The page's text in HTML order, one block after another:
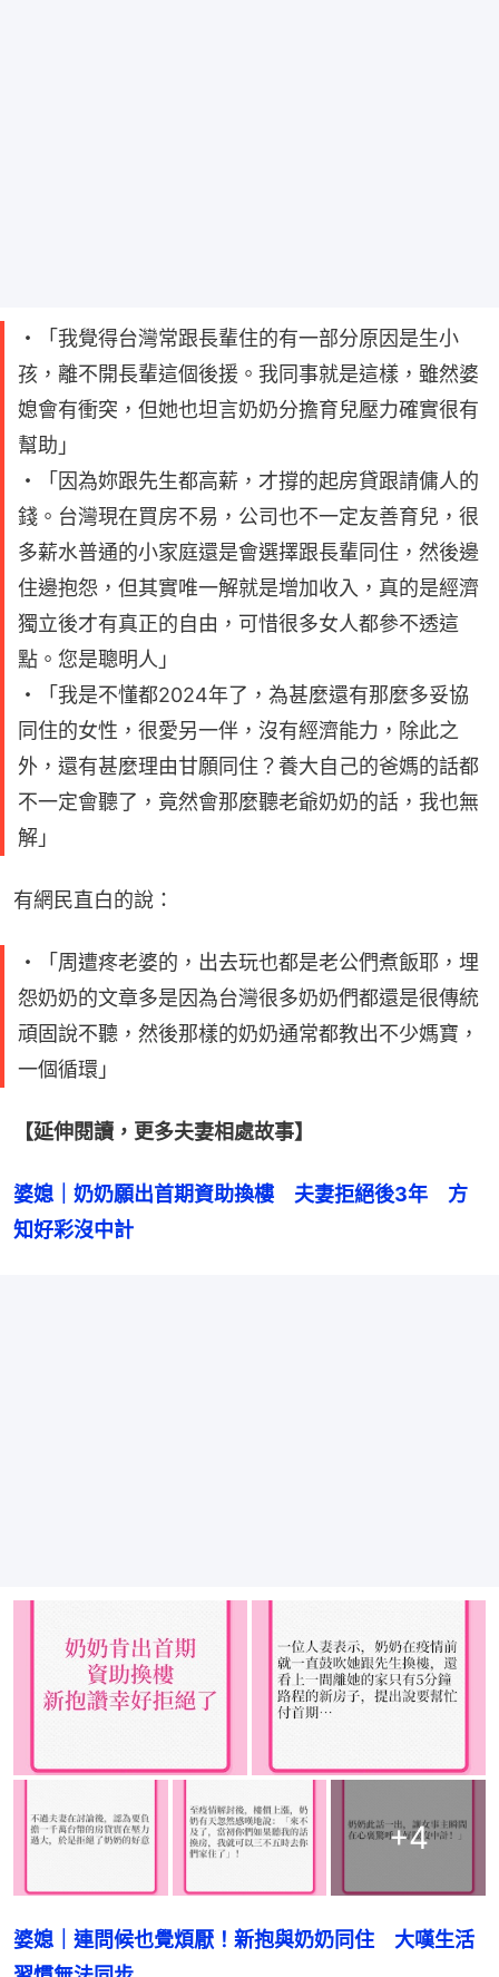
・「我覺得台灣常跟長輩住的有一部分原因是生小
孩，離不開長輩這個後援。我同事就是這樣，雖然婆
媳會有衝突，但她也坦言奶奶分擔育兒壓力確實很有
幫助」
・「因為妳跟先生都高薪，才撐的起房貸跟請傭人的
錢。台灣現在買房不易，公司也不一定友善育兒，很
多薪水普通的小家庭還是會選擇跟長輩同住，然後邊
住邊抱怨，但其實唯一解就是增加收入，真的是經濟
獨立後才有真正的自由，可惜很多女人都參不透這
點。您是聰明人」
・「我是不懂都2024年了，為甚麼還有那麼多妥協
同住的女性，很愛另一伴，沒有經濟能力，除此之
外，還有甚麼理由甘願同住？養大自己的爸媽的話都
不一定會聽了，竟然會那麼聽老爺奶奶的話，我也無
解」
有網民直白的說：
・「周遭疼老婆的，出去玩也都是老公們煮飯耶，埋
怨奶奶的文章多是因為台灣很多奶奶們都還是很傳統
頑固說不聽，然後那樣的奶奶通常都教出不少媽寶，
一個循環」
【延伸閱讀，更多夫妻相處故事】
婆媳｜奶奶願出首期資助換樓　夫妻拒絕後3年　方
知好彩沒中計
+4
婆媳｜連問候也覺煩厭！新抱與奶奶同住　大嘆生活